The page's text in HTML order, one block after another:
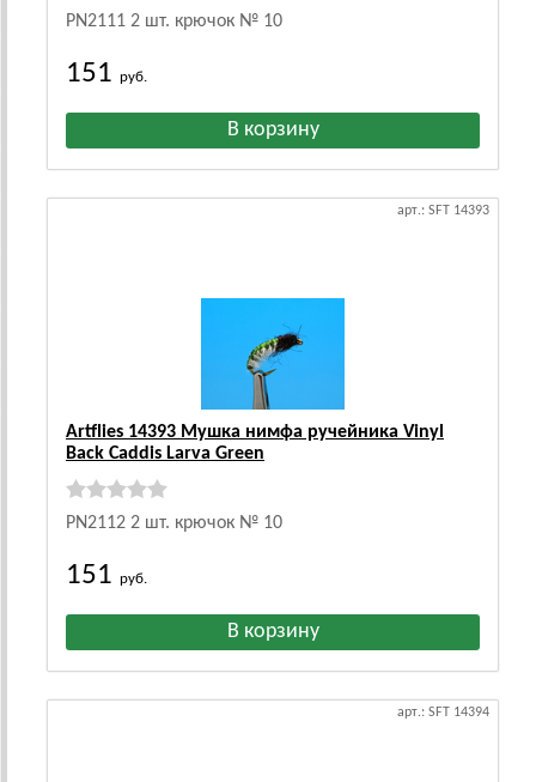
PN2111 2 шт. крючок № 10
151 руб.
арт.: SFT 14393
Artflies 14393 Мушка нимфа ручейника Vinyl
Back Caddis Larva Green
PN2112 2 шт. крючок № 10
151 руб.
арт.: SFT 14394